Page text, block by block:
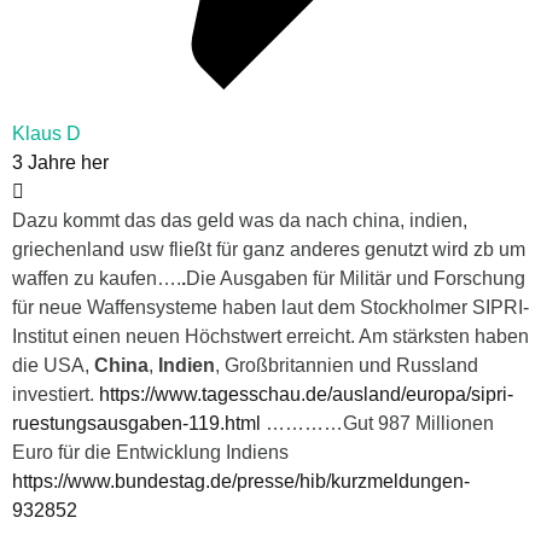
Klaus D
3 Jahre her
Dazu kommt das das geld was da nach china, indien,
griechenland usw fließt für ganz anderes genutzt wird zb um
waffen zu kaufen…..Die Ausgaben für Militär und Forschung
für neue Waffensysteme haben laut dem Stockholmer SIPRI-
Institut einen neuen Höchstwert erreicht. Am stärksten haben
die USA, China, Indien, Großbritannien und Russland
investiert. https://www.tagesschau.de/ausland/europa/sipri-
ruestungsausgaben-119.html …………Gut 987 Millionen
Euro für die Entwicklung Indiens
https://www.bundestag.de/presse/hib/kurzmeldungen-
932852